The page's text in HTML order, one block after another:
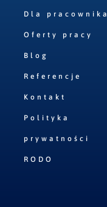
Dla pracownika
Oferty pracy
Blog
Referencje
Kontakt
Polityka
prywatności
RODO